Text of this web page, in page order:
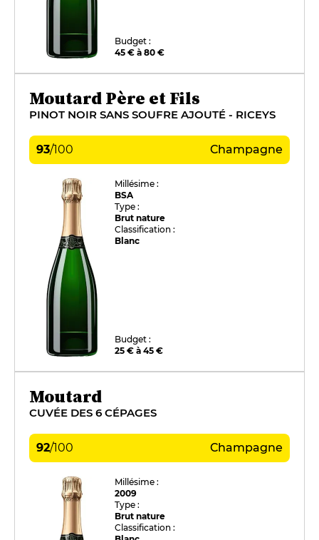
Budget :
45 € à 80 €
Moutard Père et Fils
PINOT NOIR SANS SOUFRE AJOUTÉ - RICEYS
93/100 Champagne
Millésime :
BSA
Type :
Brut nature
Classification :
Blanc
Budget :
25 € à 45 €
Moutard
CUVÉE DES 6 CÉPAGES
92/100 Champagne
Millésime :
2009
Type :
Brut nature
Classification :